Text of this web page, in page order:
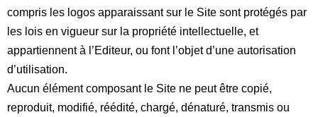
compris les logos apparaissant sur le Site sont protégés par
les lois en vigueur sur la propriété intellectuelle, et
appartiennent à l’Editeur, ou font l’objet d’une autorisation
d’utilisation.
Aucun élément composant le Site ne peut être copié,
reproduit, modifié, réédité, chargé, dénaturé, transmis ou